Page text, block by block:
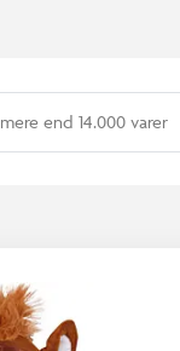
mere end 14.000 varer